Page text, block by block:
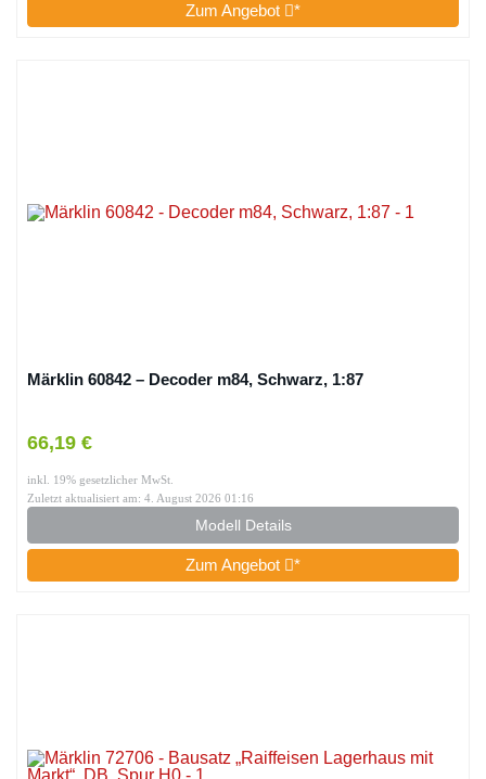
Zum Angebot *
Märklin 60842 – Decoder m84, Schwarz, 1:87
66,19 €
inkl. 19% gesetzlicher MwSt.
Zuletzt aktualisiert am: 4. August 2026 01:16
Modell Details
Zum Angebot *